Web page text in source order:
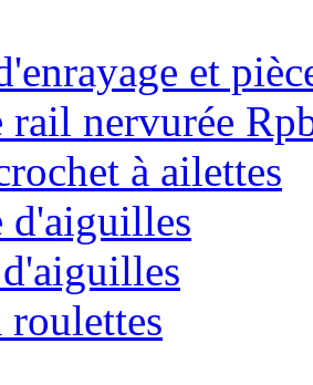
et
rail nervurée
à ailettes
d'aiguilles